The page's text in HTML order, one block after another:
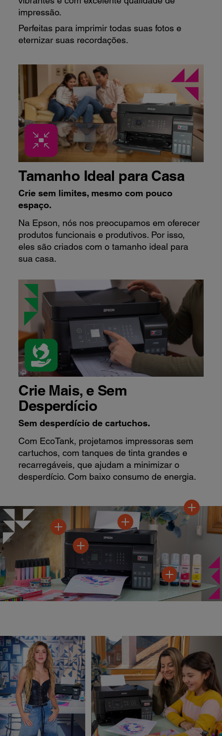
impressão.
Perfeitas para imprimir todas suas fotos e
eternizar suas recordações.
Tamanho Ideal para Casa
Crie sem limites, mesmo com pouco
espaço.
Na Epson, nós nos preocupamos em oferecer
produtos funcionais e produtivos. Por isso,
eles são criados com o tamanho ideal para
sua casa.
Crie Mais, e Sem
Desperdício
Sem desperdício de cartuchos.
Com EcoTank, projetamos impressoras sem
cartuchos, com tanques de tinta grandes e
recarregáveis, que ajudam a minimizar o
desperdício. Com baixo consumo de energia.